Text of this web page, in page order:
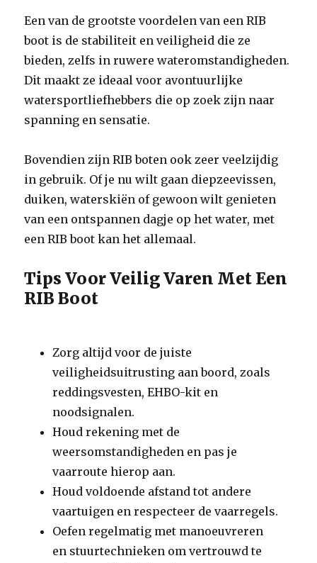
Een van de grootste voordelen van een RIB
boot is de stabiliteit en veiligheid die ze
bieden, zelfs in ruwere wateromstandigheden.
Dit maakt ze ideaal voor avontuurlijke
watersportliefhebbers die op zoek zijn naar
spanning en sensatie.
Bovendien zijn RIB boten ook zeer veelzijdig
in gebruik. Of je nu wilt gaan diepzeevissen,
duiken, waterskiën of gewoon wilt genieten
van een ontspannen dagje op het water, met
een RIB boot kan het allemaal.
Tips Voor Veilig Varen Met Een
RIB Boot
Zorg altijd voor de juiste
veiligheidsuitrusting aan boord, zoals
reddingsvesten, EHBO-kit en
noodsignalen.
Houd rekening met de
weersomstandigheden en pas je
vaarroute hierop aan.
Houd voldoende afstand tot andere
vaartuigen en respecteer de vaarregels.
Oefen regelmatig met manoeuvreren
en stuurtechnieken om vertrouwd te